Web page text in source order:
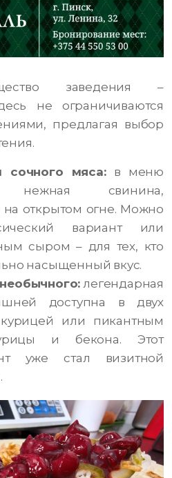
заведения –
не ограничиваются
предлагая выбор
сочного мяса:в меню
нежная свинина,
на открытом огне. Можно
вариант или
сыром – для тех, кто
насыщенный вкус.
легендарная
доступна в двух
или пикантным
и бекона. Этот
уже стал визитной